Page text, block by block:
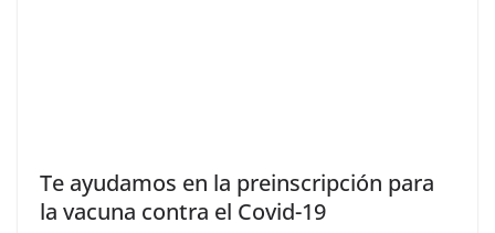
Te ayudamos en la preinscripción para
la vacuna contra el Covid-19